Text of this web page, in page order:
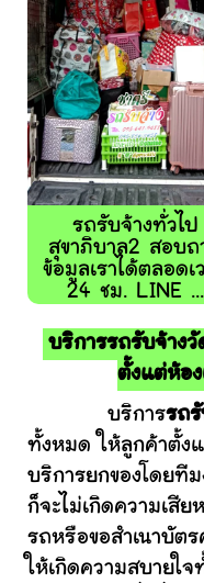
รถรับจ้างทั่วไป
สุขาภิบาล2 สอบถ
ข้อมูลเราได้ตลอดเ
24 ชม. LINE ...
บริการรถรับจ้างวั
ตั้งแต่ห้อง
บริการรถรั
ทั้งหมด ให้ลูกค้าตั้ง
บริการยกของโดยที
ก็จะไม่เกิดความเสี
รถหรือขอสำเนาบัต
ให้เกิดความสบายใ